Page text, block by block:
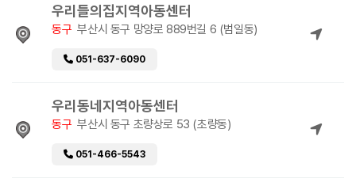
우리들의집지역아동센터
동구 부산시 동구 망양로 889번길 6 (범일동)
051-637-6090
우리동네지역아동센터
동구 부산시 동구 초량상로 53 (초량동)
051-466-5543